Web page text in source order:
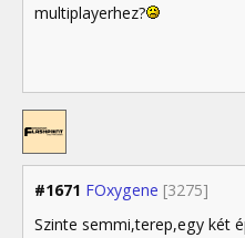
multiplayerhez?
#1671 FOxygene [3275]
Szinte semmi,terep,egy két